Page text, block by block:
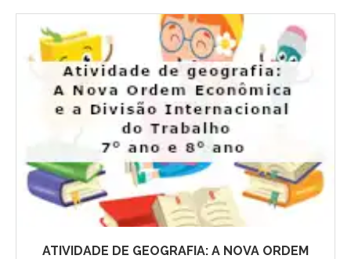
ATIVIDADE DE GEOGRAFIA: A NOVA ORDEM